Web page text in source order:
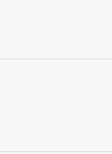
于，它对人
体在接触
离子外，氢
镁等金属